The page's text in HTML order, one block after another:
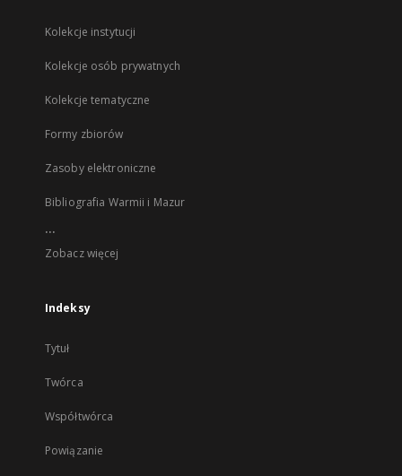
Kolekcje instytucji
Kolekcje osób prywatnych
Kolekcje tematyczne
Formy zbiorów
Zasoby elektroniczne
Bibliografia Warmii i Mazur
...
Zobacz więcej
Indeksy
Tytuł
Twórca
Współtwórca
Powiązanie